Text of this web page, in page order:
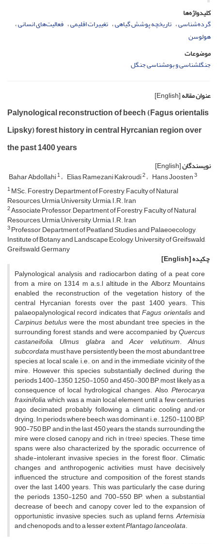
کلیدواژه‌ها
گرده‌شناسی تاریخچه پوشش گیاهی تغییرات اقلیمی فعالیت‌های انسانی
هولوسن
موضوعات
جنگل­­شناسی و بوم­شناسی جنگل
عنوان مقاله[English]
Palynological reconstruction of beech (Fagus orientalis
Lipsky) forest history in ‎central ‎Hyrcanian region over
the past 1400 years
نویسندگان[English]
Bahar Abdollahi1 Elias Ramezani Kakroudi2 Hans Joosten3
1MSc. Forestry, Department of Forestry, Faculty of Natural
Resources, Urmia University, Urmia, I.R. Iran
2Associate Professor, Department of Forestry, Faculty of Natural
Resources, Urmia University, Urmia, I.R. Iran
3Professor, Department of Peatland Studies and Palaeoecology,
Institute of Botany and Landscape Ecology, University of Greifswald,
Greifswald, Germany
چکیده[English]
Palynological analysis and radiocarbon dating of a peat core
from a mire on 1314 m a.s.l altitude in the Alborz Mountains
enabled the reconstruction of the vegetation history of the
central Hyrcanian forests over the past 1400 years. This
palaeopalynological record indicates thatFagus orientalisand
Carpinus betuluswere the most abundant tree species in the
surrounding forest stands and were accompanied byQuercus
castaneifolia, Ulmus glabraandAcer velutinum.Alnus
subcordatamust have persistently been the most abundant tree
species at local scale, i.e., on and in the immediate vicinity of the
mire. However, this species substantially declined during the
periods 1400-1350, 1250-1050 and 450-300 BP, most likely as a
consequence of local hydrological changes. Also, Pterocarya
fraxinifolia, which was a main local element until a few centuries
ago, decimated probably following a climatic cooling and/or
drying. In periods where beech was dominant, i.e., 1250-1100 BP,
900-750 BP and in the last 450 years, the stands surrounding the
mire were closed canopy and rich in (tree) species. These time
spans were also characterized by the sporadic occurrence of
shade-intolerant invasive species in the forest floor. Climatic
changes and anthropogenic activities must have decisively
influenced the structure and composition of the forest stands
over the last 1400 years. This was particularly the case during
the periods 1350-1250 and 700-550 BP, when a substantial
decrease of beech and canopy cover led to the expansion of
opportunistic invasive species, such as upland ferns,Artemisia
and chenopods, and to a lesser extentPlantago lanceolata.